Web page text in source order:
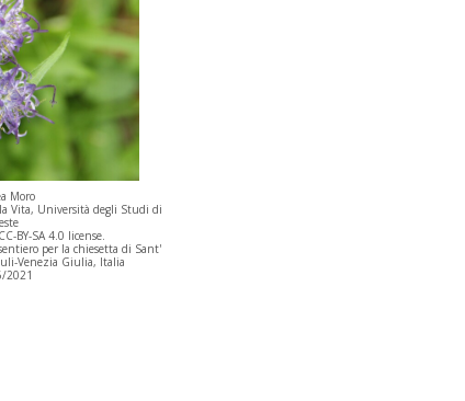
Moro
Vita, Università degli Studi di
BY-SA 4.0 license.
per la chiesetta di Sant'
Venezia Giulia, Italia
2021